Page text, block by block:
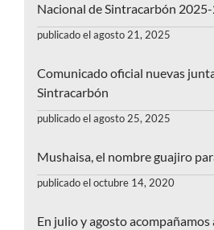
Nacional de Sintracarbón
publicado el agosto 21, 2025
Comunicado oficial nuevas
Sintracarbón
publicado el agosto 25, 2025
Mushaisa, el nombre guajiro
publicado el octubre 14, 2020
En julio y agosto acompañamos